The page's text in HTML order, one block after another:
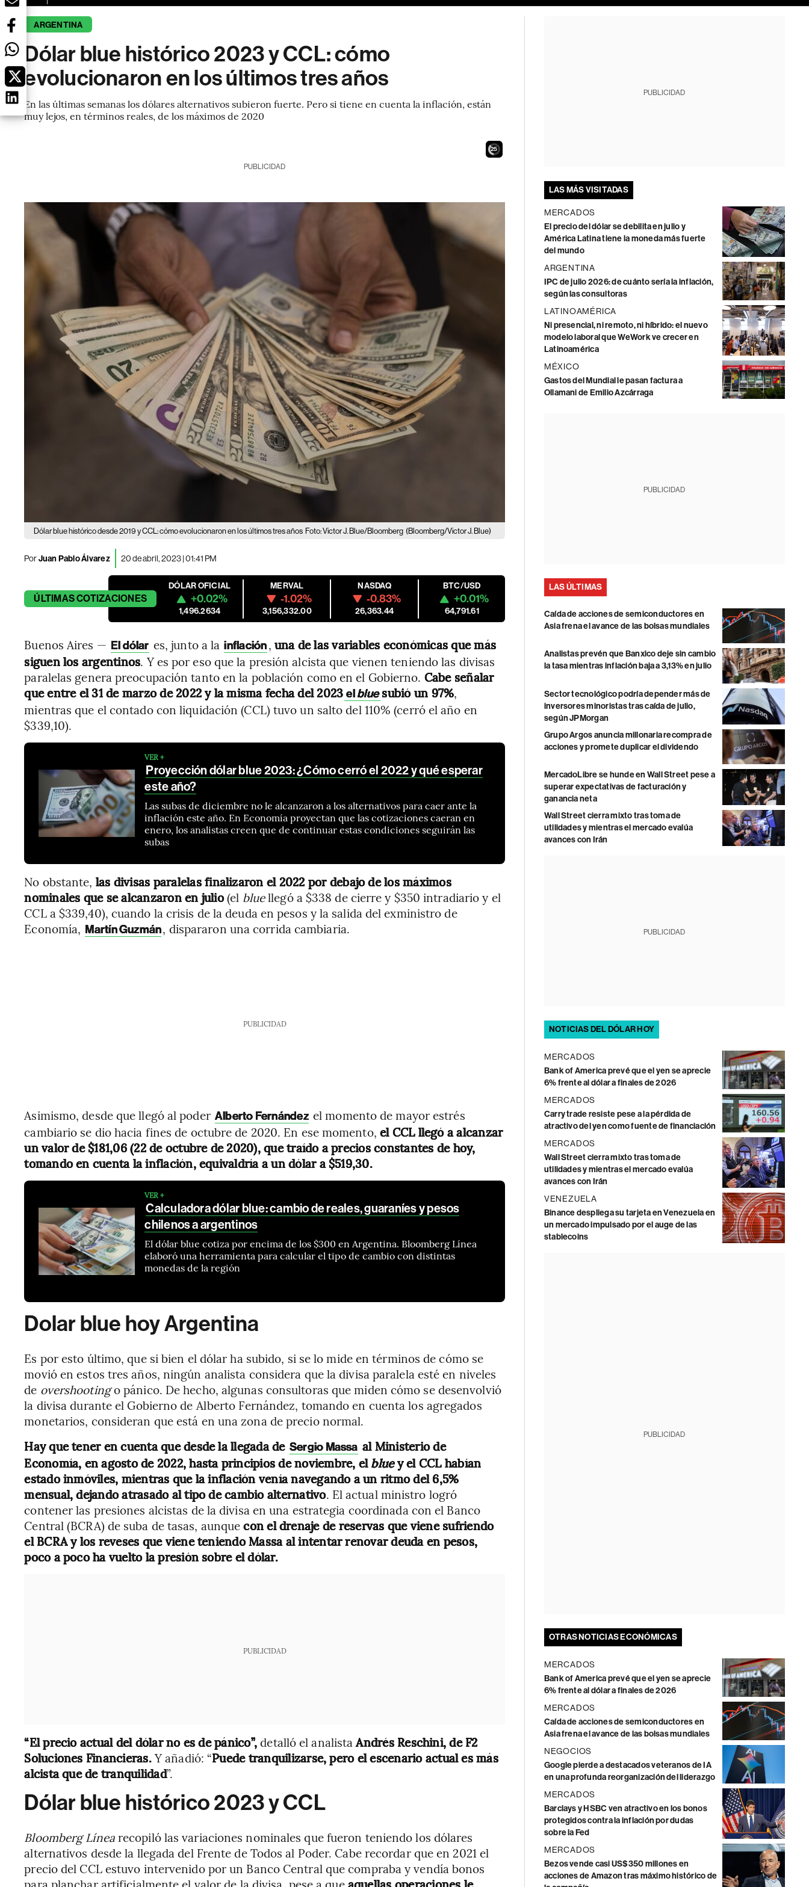
ARGENTINA
Dólar blue histórico 2023 y CCL: cómo
evolucionaron en los últimos tres años
En las últimas semanas los dólares alternativos subieron fuerte. Pero si tiene en cuenta la inflación, están
muy lejos, en términos reales, de los máximos de 2020
24
PUBLICIDAD
Dólar blue histórico desde 2019 y CCL: cómo evolucionaron en los últimos tres años Foto: Victor J. Blue/Bloomberg (Bloomberg/Victor J. Blue)
PorJuan Pablo Álvarez 20 de abril, 2023 | 01:41 PM
ÚLTIMASCOTIZACIONES
DÓLAR OFICIAL
+0.02%
1,496.2634
MERVAL
-1.02%
3,156,332.00
NASDAQ
-0.83%
26,363.44
BTC/USD
+0.01%
64,791.61
Buenos Aires — El dólar es, junto a la inflación, una de las variables económicas que más
siguen los argentinos. Y es por eso que la presión alcista que vienen teniendo las divisas
paralelas genera preocupación tanto en la población como en el Gobierno. Cabe señalar
que entre el 31 de marzo de 2022 y la misma fecha del 2023 elbluesubió un 97%,
mientras que el contado con liquidación (CCL) tuvo un salto del 110% (cerró el año en
$339,10).
VER +
Proyección dólar blue 2023: ¿Cómo cerró el 2022 y qué esperar
este año?
Las subas de diciembre no le alcanzaron a los alternativos para caer ante la
inflación este año. En Economía proyectan que las cotizaciones caeran en
enero, los analistas creen que de continuar estas condiciones seguirán las
subas
No obstante, las divisas paralelas finalizaron el 2022 por debajo de los máximos
nominales que se alcanzaron en julio(el bluellegó a $338 de cierre y $350 intradiario y el
CCL a $339,40), cuando la crisis de la deuda en pesos y la salida del exministro de
Economía, Martín Guzmán, dispararon una corrida cambiaria.
PUBLICIDAD
Asimismo, desde que llegó al poder Alberto Fernández el momento de mayor estrés
cambiario se dio hacia fines de octubre de 2020. En ese momento, el CCL llegó a alcanzar
un valor de $181,06 (22 de octubre de 2020), que traído a precios constantes de hoy,
tomando en cuenta la inflación, equivaldría a un dólar a $519,30.
VER +
Calculadora dólar blue: cambio de reales, guaraníes y pesos
chilenos a argentinos
El dólar blue cotiza por encima de los $300 en Argentina. Bloomberg Línea
elaboró una herramienta para calcular el tipo de cambio con distintas
monedas de la región
Dolar blue hoy Argentina
Es por esto último, que si bien el dólar ha subido, si se lo mide en términos de cómo se
movió en estos tres años, ningún analista considera que la divisa paralela esté en niveles
de overshootingo pánico. De hecho, algunas consultoras que miden cómo se desenvolvió
la divisa durante el Gobierno de Alberto Fernández, tomando en cuenta los agregados
monetarios, consideran que está en una zona de precio normal.
Hay que tener en cuenta que desde la llegada de Sergio Massa al Ministerio de
Economía, en agosto de 2022, hasta principios de noviembre, elbluey el CCL habían
estado inmóviles, mientras que la inflación venía navegando a un ritmo del 6,5%
mensual, dejando atrasado al tipo de cambio alternativo. El actual ministro logró
contener las presiones alcistas de la divisa en una estrategia coordinada con el Banco
Central (BCRA) de suba de tasas, aunquecon el drenaje de reservas que viene sufriendo
el BCRA y los reveses que viene teniendo Massa al intentar renovar deuda en pesos,
poco a poco ha vuelto la presión sobre el dólar.
PUBLICIDAD
“El precio actual del dólar no es de pánico”,detalló el analistaAndrés Reschini, de F2
Soluciones Financieras.Y añadió: “Puede tranquilizarse, pero el escenario actual es más
alcista que de tranquilidad”.
Dólar blue histórico 2023 y CCL
Bloomberg Línearecopiló las variaciones nominales que fueron teniendo los dólares
alternativos desde la llegada del Frente de Todos al Poder. Cabe recordar que en 2021 el
precio del CCL estuvo intervenido por un Banco Central que compraba y vendía bonos
PUBLICIDAD
LAS MÁS VISITADAS
MERCADOS
El precio del dólar se debilita en julio y
América Latina tiene la moneda más fuerte
del mundo
ARGENTINA
IPC de julio 2026: de cuánto sería la inflación,
según las consultoras
LATINOAMÉRICA
Ni presencial, ni remoto, ni híbrido: el nuevo
modelo laboral que WeWork ve crecer en
Latinoamérica
MÉXICO
Gastos del Mundial le pasan factura a
Ollamani de Emilio Azcárraga
PUBLICIDAD
LAS ÚLTIMAS
Caída de acciones de semiconductores en
Asia frena el avance de las bolsas mundiales
Analistas prevén que Banxico deje sin cambio
la tasa mientras inflación baja a 3,13% en julio
Sector tecnológico podría depender más de
inversores minoristas tras caída de julio,
según JPMorgan
Grupo Argos anuncia millonaria recompra de
acciones y promete duplicar el dividendo
MercadoLibre se hunde en Wall Street pese a
superar expectativas de facturación y
ganancia neta
Wall Street cierra mixto tras toma de
utilidades y mientras el mercado evalúa
avances con Irán
PUBLICIDAD
NOTICIAS DEL DÓLAR HOY
MERCADOS
Bank of America prevé que el yen se aprecie
6% frente al dólar a finales de 2026
MERCADOS
Carry trade resiste pese a la pérdida de
atractivo del yen como fuente de financiación
MERCADOS
Wall Street cierra mixto tras toma de
utilidades y mientras el mercado evalúa
avances con Irán
VENEZUELA
Binance despliega su tarjeta en Venezuela en
un mercado impulsado por el auge de las
stablecoins
PUBLICIDAD
OTRAS NOTICIAS ECONÓMICAS
MERCADOS
Bank of America prevé que el yen se aprecie
6% frente al dólar a finales de 2026
MERCADOS
Caída de acciones de semiconductores en
Asia frena el avance de las bolsas mundiales
NEGOCIOS
Google pierde a destacados veteranos de IA
en una profunda reorganización del liderazgo
MERCADOS
Barclays y HSBC ven atractivo en los bonos
protegidos contra la inflación por dudas
sobre la Fed
MERCADOS
Bezos vende casi US$350 millones en
acciones de Amazon tras máximo histórico de